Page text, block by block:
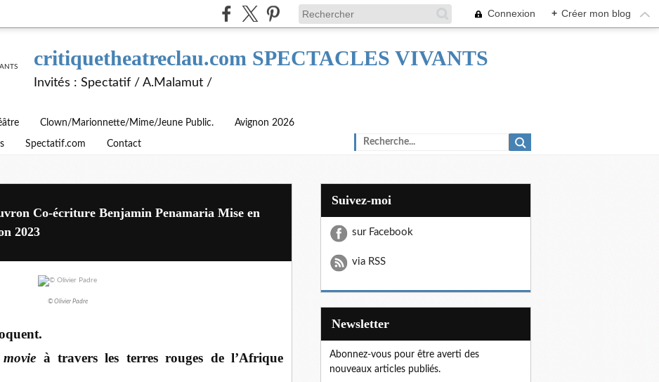
Connexion + Créer mon blog
critiquetheatreclau.com SPECTACLES VIVANTS
Invités : Spectatif / A.Malamut /
Clown/Marionnette/Mime/Jeune Public. Avignon 2026
Spectatif.com Contact
Co-écriture Benjamin Penamaria Mise en
2023
© Olivier Padre
à travers les terres rouges de l’Afrique
Suivez-moi
sur Facebook
via RSS
Newsletter
Abonnez-vous pour être averti des
nouveaux articles publiés.